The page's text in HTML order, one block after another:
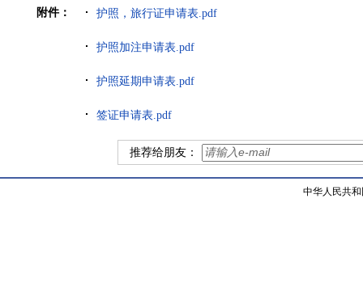
附件： 护照，旅行证申请表.pdf
护照加注申请表.pdf
护照延期申请表.pdf
签证申请表.pdf
推荐给朋友：
中华人民共